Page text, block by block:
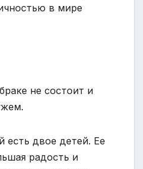
в мире
не состоит и
двое детей. Ее
радость и